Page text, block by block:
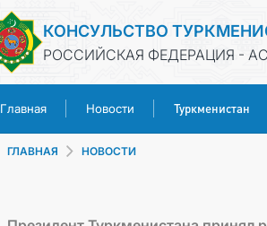
КОНСУЛЬСТВО
РОССИЙСКАЯ ФЕДЕРАЦИЯ -
Главная Новости Туркменистан
ГЛАВНАЯ НОВОСТИ